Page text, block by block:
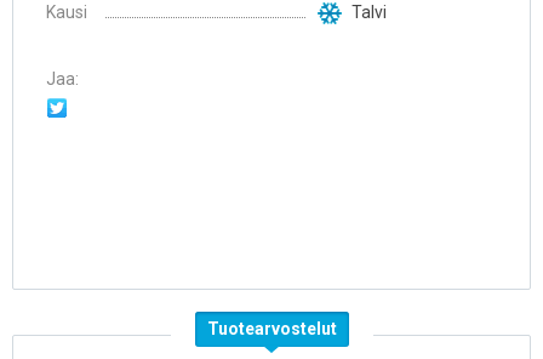
Kausi Talvi
Jaa:
Tuotearvostelut